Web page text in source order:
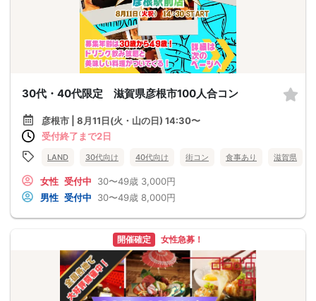
30代・40代限定 滋賀県彦根市100人合コン
彦根市 | 8月11日(火・山の日) 14:30〜
受付終了まで2日
LAND 30代向け 40代向け 街コン 食事あり 滋賀県
女性 受付中 30〜49歳 3,000円
男性 受付中 30〜49歳 8,000円
開催確定 女性急募！